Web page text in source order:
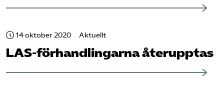
14 oktober 2020 Aktuellt
LAS-förhandlingarna återupptas